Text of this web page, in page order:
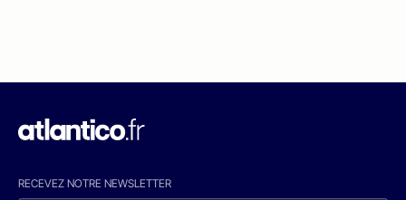
RECEVEZ NOTRE NEWSLETTER